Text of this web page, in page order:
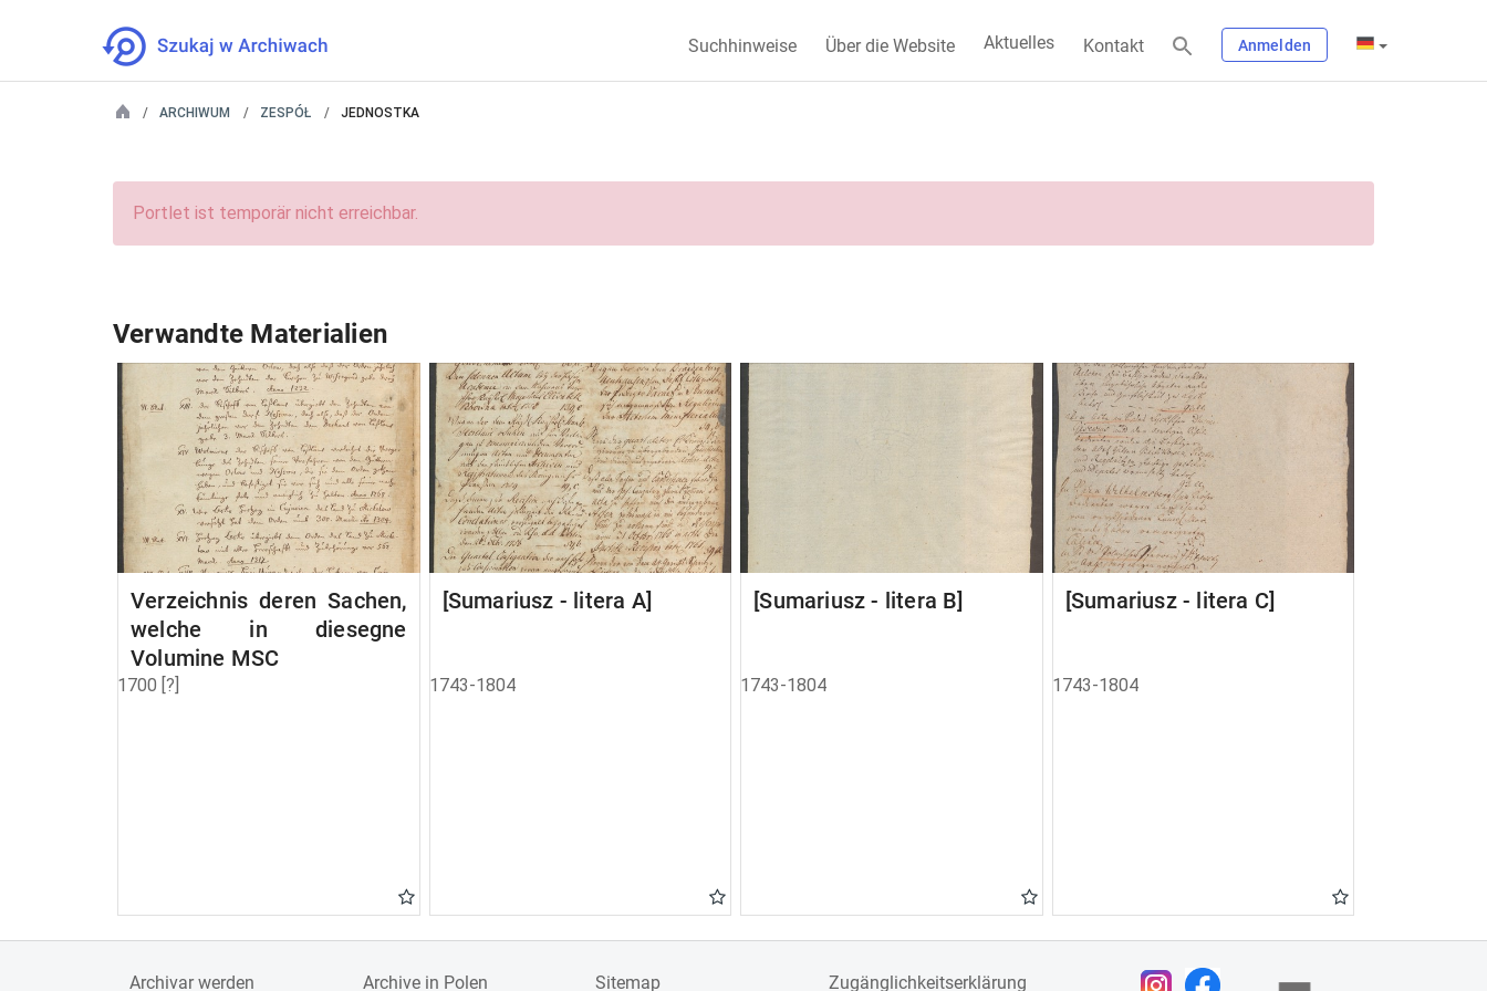
Suchhinweise Über die Website Aktuelles Kontakt Anmelden
ARCHIWUM ZESPÓŁ JEDNOSTKA
Portlet ist temporär nicht erreichbar.
Verwandte Materialien
Verzeichnis deren Sachen,
welche in diesegne
Volumine MSC
1700 [?]
[Sumariusz - litera A]
1743-1804
[Sumariusz - litera B]
1743-1804
[Sumariusz - litera C]
1743-1804
Archivar werden Archive in Polen Sitemap Zugänglichkeitserklärung